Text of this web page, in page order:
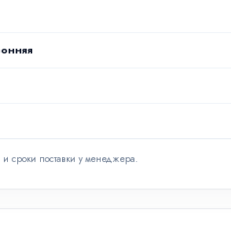
и сроки поставки у менеджера.